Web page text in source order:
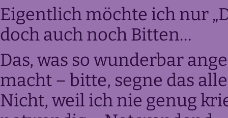
Eigentlich möchte ich nur
doch auch noch Bitten…
Das, was so wunderbar
macht – bitte, segne das
Nicht, weil ich nie genug